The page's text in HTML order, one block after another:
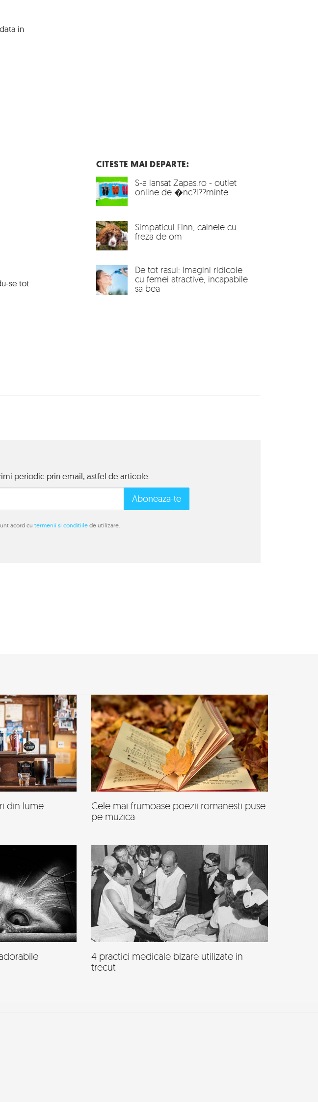
in
se tot
CITESTE MAI DEPARTE:
S-a lansat Zapas.ro - outlet
online de �nc?l??minte
Simpaticul Finn, cainele cu
freza de om
De tot rasul: Imagini ridicole
cu femei atractive, incapabile
sa bea
periodic prin email, astfel de articole.
Aboneaza-te
acord cu termenii si conditiile de utilizare.
din lume
Cele mai frumoase poezii romanesti puse
pe muzica
4 practici medicale bizare utilizate in
trecut